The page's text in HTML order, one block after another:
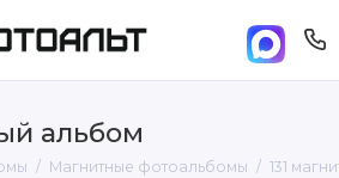
альбом
Магнитные фотоальбомы 131